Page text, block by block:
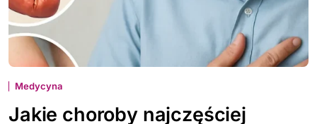
Medycyna
Jakie choroby najczęściej